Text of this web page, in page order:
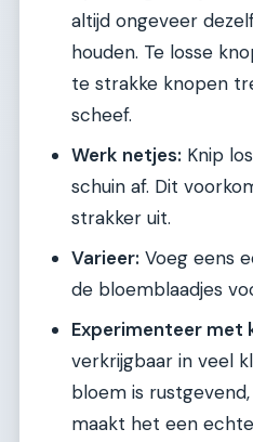
altijd ongeveer
houden. Te losse
te strakke knopen
scheef.
Werk netjes: Knip
schuin af. Dit
strakker uit.
Varieer: Voeg eens
de bloemblaadjes
Experimenteer met
verkrijgbaar in veel
bloem is
maakt het een